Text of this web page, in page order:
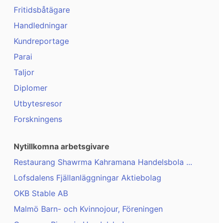
Fritidsbåtägare
Handledningar
Kundreportage
Parai
Taljor
Diplomer
Utbytesresor
Forskningens
Nytillkomna arbetsgivare
Restaurang Shawrma Kahramana Handelsbola ...
Lofsdalens Fjällanläggningar Aktiebolag
OKB Stable AB
Malmö Barn- och Kvinnojour, Föreningen